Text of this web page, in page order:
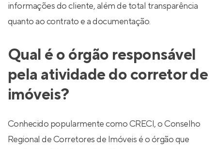
informações do cliente, além de total transparência
quanto ao contrato e a documentação.
Qual é o órgão responsável
pela atividade do corretor de
imóveis?
Conhecido popularmente como CRECI, o Conselho
Regional de Corretores de Imóveis é o órgão que